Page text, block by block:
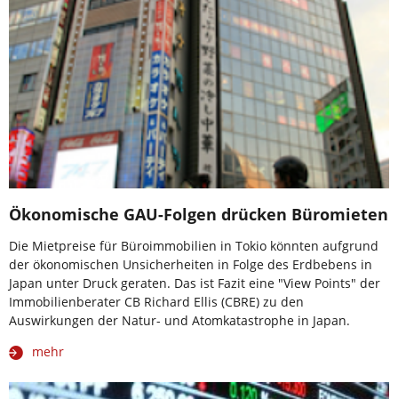
Ökonomische GAU-Folgen drücken Büromieten
Die Mietpreise für Büroimmobilien in Tokio könnten aufgrund
der ökonomischen Unsicherheiten in Folge des Erdbebens in
Japan unter Druck geraten. Das ist Fazit eine "View Points" der
Immobilienberater CB Richard Ellis (CBRE) zu den
Auswirkungen der Natur- und Atomkatastrophe in Japan.
mehr